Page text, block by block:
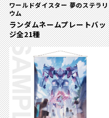
ワールドダイスター 夢のステラリ
ウム
ランダムネームプレートバッ
ジ全21種